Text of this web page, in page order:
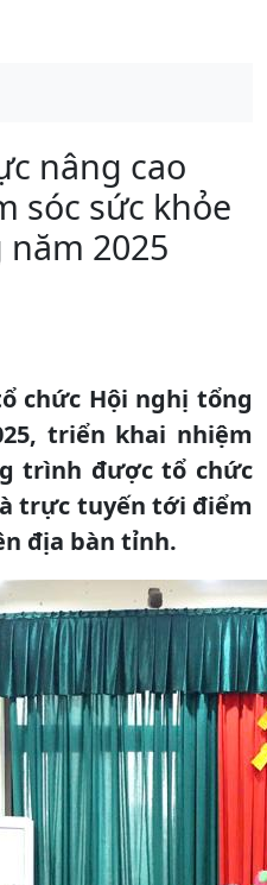
nâng cao
sóc sức khỏe
2025
chức Hội nghị tổng
triển khai nhiệm
trình được tổ chức
trực tuyến tới điểm
địa bàn tỉnh.